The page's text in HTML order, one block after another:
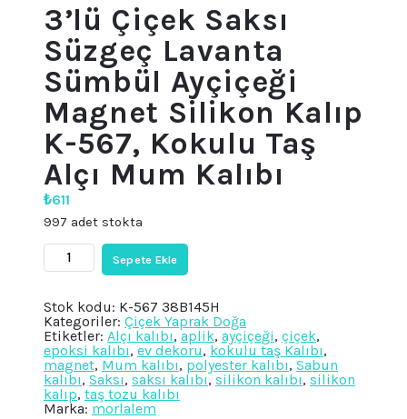
3’lü Çiçek Saksı
Süzgeç Lavanta
Sümbül Ayçiçeği
Magnet Silikon Kalıp
K-567, Kokulu Taş
Alçı Mum Kalıbı
₺611
997 adet stokta
3'lü
Çiçek
Lavanta
Sümbül
Ayçiçeği
Magnet
Silikon
Kalıp
K-
567,
Sepete Ekle
Stok kodu: K-567 38B145H
Kategoriler: Çiçek Yaprak Doğa
Etiketler: Alçı kalıbı,aplik, ayçiçeği, çiçek,
epoksi kalıbı, ev dekoru, kokulu taş Kalıbı,
magnet, Mum kalıbı, polyester kalıbı, Sabun
kalıbı, Saksı, saksı kalıbı, silikon kalıbı, silikon
kalıp, taş tozu kalıbı
Marka: morlalem